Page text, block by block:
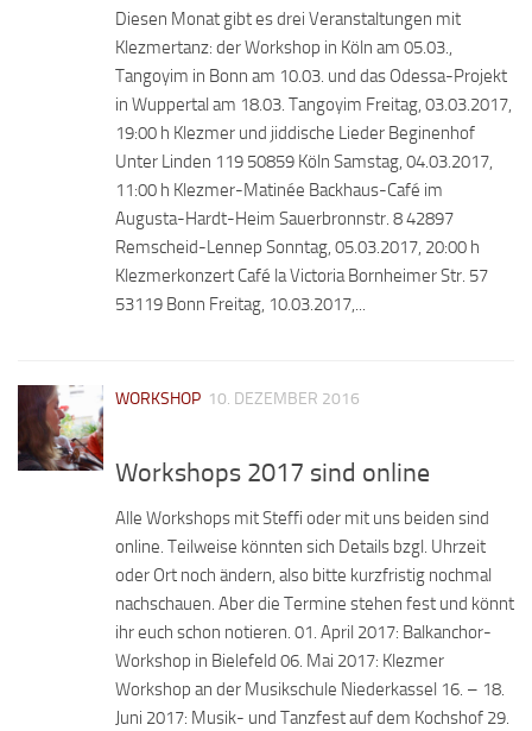
Diesen Monat gibt es drei Veranstaltungen mit
Klezmertanz: der Workshop in Köln am 05.03.,
Tangoyim in Bonn am 10.03. und das Odessa-Projekt
in Wuppertal am 18.03. Tangoyim Freitag, 03.03.2017,
19:00 h Klezmer und jiddische Lieder Beginenhof
Unter Linden 119 50859 Köln Samstag, 04.03.2017,
11:00 h Klezmer-Matinée Backhaus-Café im
Augusta-Hardt-Heim Sauerbronnstr. 8 42897
Remscheid-Lennep Sonntag, 05.03.2017, 20:00 h
Klezmerkonzert Café la Victoria Bornheimer Str. 57
53119 Bonn Freitag, 10.03.2017,...
WORKSHOP 10. DEZEMBER 2016
Workshops 2017 sind online
Alle Workshops mit Steffi oder mit uns beiden sind
online. Teilweise könnten sich Details bzgl. Uhrzeit
oder Ort noch ändern, also bitte kurzfristig nochmal
nachschauen. Aber die Termine stehen fest und könnt
ihr euch schon notieren. 01. April 2017: Balkanchor-
Workshop in Bielefeld 06. Mai 2017: Klezmer
Workshop an der Musikschule Niederkassel 16. – 18.
Juni 2017: Musik- und Tanzfest auf dem Kochshof 29.